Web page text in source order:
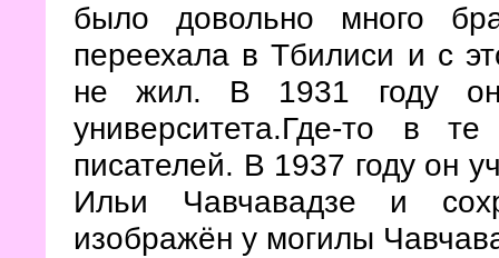
было довольно много
переехала в Тбилиси и с
не жил. В 1931 году он
университета.Где-то в
писателей. В 1937 году он
Ильи Чавчавадзе и
изображён у могилы